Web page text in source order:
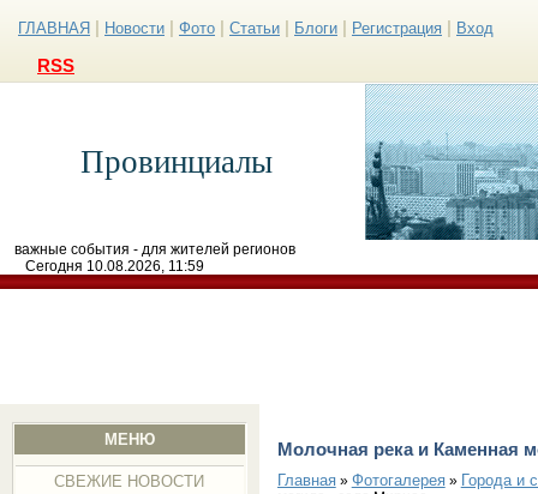
ГЛАВНАЯ Новости Фото Статьи Блоги Регистрация Вход
RSS
Провинциалы
важные события - для жителей регионов
Сегодня 10.08.2026, 11:59
МЕНЮ
СВЕЖИЕ НОВОСТИ
Молочная река и Каменная
Главная» Фотогалерея» Города и